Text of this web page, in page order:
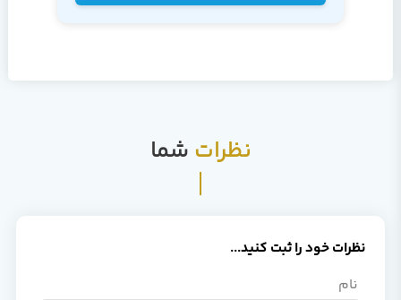
نظرات شما
نظرات خود را ثبت کنید...
نام